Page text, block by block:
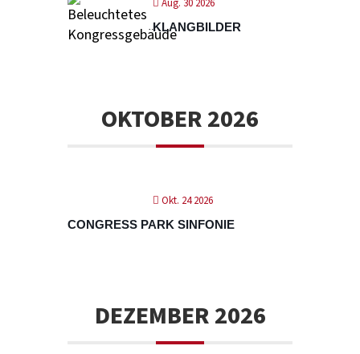
KLANGBILDER
OKTOBER 2026
Okt. 24 2026
CONGRESS PARK SINFONIE
DEZEMBER 2026